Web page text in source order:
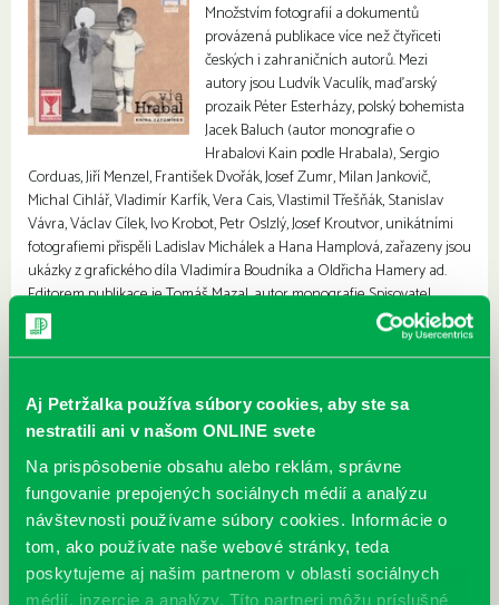
Aj Petržalka používa súbory cookies, aby ste sa
nestratili ani v našom ONLINE svete
Na prispôsobenie obsahu alebo reklám, správne
fungovanie prepojených sociálnych médií a analýzu
návštevnosti používame súbory cookies. Informácie o
tom, ako používate naše webové stránky, teda
poskytujeme aj našim partnerom v oblasti sociálnych
médií, inzercie a analýzy. Títo partneri môžu príslušné
Množstvím fotografií a dokumentů
provázená publikace více než čtyřiceti
českých i zahraničních autorů. Mezi
autory jsou Ludvík Vaculík, maďarský
prozaik Péter Esterházy, polský bohemista
Jacek Baluch (autor monografie o
Hrabalovi Kain podle Hrabala), Sergio
Corduas, Jiří Menzel, František Dvořák, Josef Zumr, Milan Jankovič,
Michal Cihlář, Vladimír Karfík, Vera Cais, Vlastimil Třešňák, Stanislav
Vávra, Václav Cílek, Ivo Krobot, Petr Oslzlý, Josef Kroutvor, unikátními
fotografiemi přispěli Ladislav Michálek a Hana Hamplová, zařazeny jsou
ukázky z grafického díla Vladimíra Boudníka a Oldřicha Hamery ad.
Editorem publikace je Tomáš Mazal, autor monografie Spisovatel
Bohumil Hrabal. Kniha vychází ke stému výročí narození Bohumila
Hrabala.